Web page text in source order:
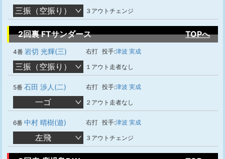
三振（空振り） ３アウトチェンジ
2回裏 FTサンダース TOPへ
4番 岩切 光輝(三) 右打 投手:津波 実成
三振（空振り） １アウト走者なし
5番 石田 渉人(二) 右打 投手:津波 実成
一ゴ ２アウト走者なし
6番 中村 晴樹(遊) 右打 投手:津波 実成
左飛 ３アウトチェンジ